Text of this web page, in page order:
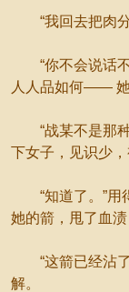
“我回去把肉分
“你不会说话不
人人品如何—— 她
“战某不是那种
下女子，见识少，
“知道了。”用
她的箭，甩了血渍
“这箭已经沾了
解。